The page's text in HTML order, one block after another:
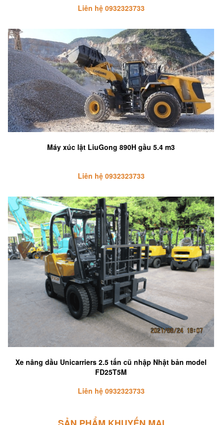
Liên hệ 0932323733
Máy xúc lật LiuGong 890H gầu 5.4 m3
Liên hệ 0932323733
Xe nâng dầu Unicarriers 2.5 tấn cũ nhập Nhật bản model
FD25T5M
Liên hệ 0932323733